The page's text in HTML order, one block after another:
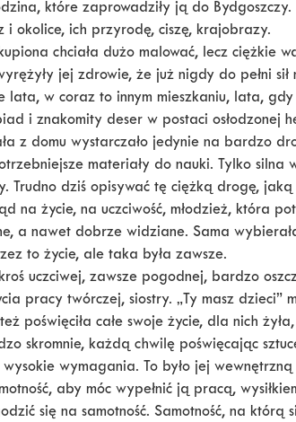
które zaprowadziły ją do Bydgoszczy.
i okolice, ich przyrodę, ciszę, krajobrazy.
chciała dużo malować, lecz ciężkie
jej zdrowie, że już nigdy do pełni sił
lata, w coraz to innym mieszkaniu, lata,
i znakomity deser w postaci osłodzonej
z domu wystarczało jedynie na bardzo
materiały do nauki. Tylko
Trudno dziś opisywać tę ciężką drogę,
na życie, na uczciwość, młodzież, która
a nawet dobrze widziane. Sama
to życie, ale taka była zawsze.
uczciwej, zawsze pogodnej, bardzo
pracy twórczej, siostry. „Ty masz dzieci”
poświęciła całe swoje życie, dla nich
skromnie, każdą chwilę poświęcając
wymagania. To było jej
aby móc wypełnić ją pracą,
się na samotność. Samotność, na którą